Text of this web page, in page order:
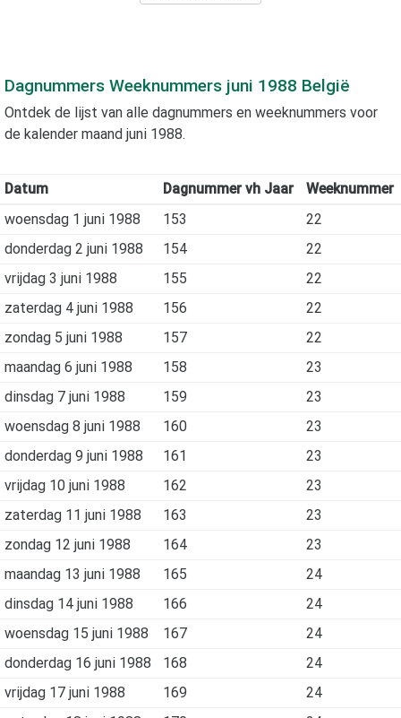
Dagnummers Weeknummers juni 1988 België
Ontdek de lijst van alle dagnummers en weeknummers voor
de kalender maand juni 1988.
Datum Dagnummer vh Jaar
Weeknummer
woensdag 1 juni 1988
153
22
donderdag 2 juni 1988
154
22
vrijdag 3 juni 1988
155
22
zaterdag 4 juni 1988
156
22
zondag 5 juni 1988
157
22
maandag 6 juni 1988
158
23
dinsdag 7 juni 1988
159
23
woensdag 8 juni 1988
160
23
donderdag 9 juni 1988
161
23
vrijdag 10 juni 1988
162
23
zaterdag 11 juni 1988
163
23
zondag 12 juni 1988
164
23
maandag 13 juni 1988
165
24
dinsdag 14 juni 1988
166
24
woensdag 15 juni 1988
167
24
donderdag 16 juni 1988
168
24
vrijdag 17 juni 1988
169
24